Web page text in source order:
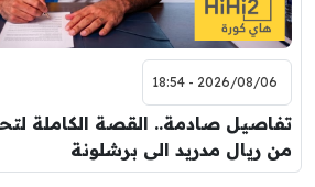
2026/08/06 - 18:54
تفاصيل صادمة.. القصة الكاملة
من ريال مدريد الى برشلونة